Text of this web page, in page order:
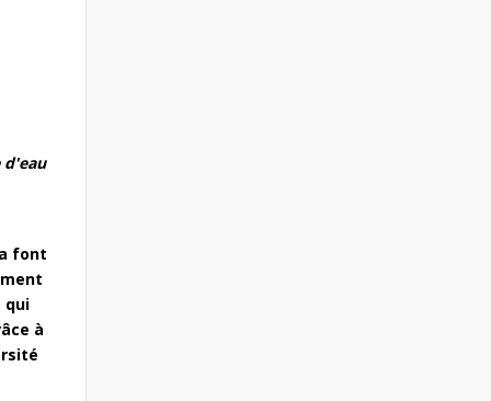
d'eau
font
qui
à